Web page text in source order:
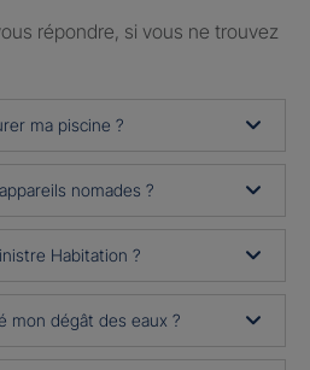
répondre, si vous ne trouvez
ma piscine ?
nomades ?
Habitation ?
mon dégât des eaux ?